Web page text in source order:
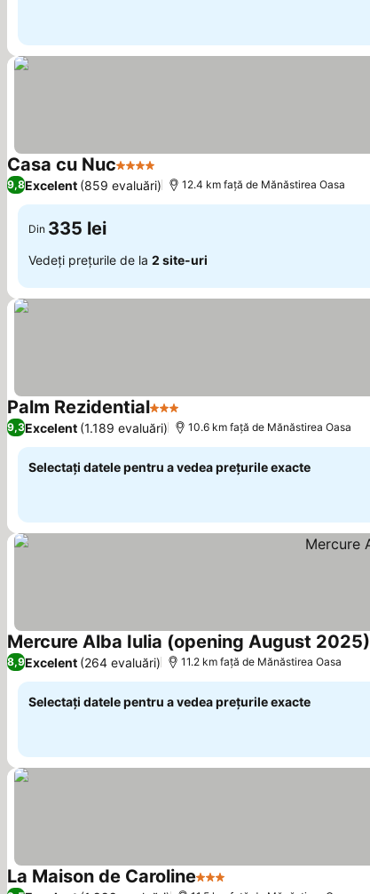
Casa cu Nuc4 Stele
9,8Excelent (859 evaluări) 12.4 km faţă de Mănăstirea Oasa
Din 335 lei
Vedeți prețurile de la 2 site-uri
Palm Rezidential3 Stele
9,3Excelent (1.189 evaluări) 10.6 km faţă de Mănăstirea Oasa
Selectați datele pentru a vedea prețurile exacte
Mercure Alba Iulia (opening August 2025)
8,9Excelent (264 evaluări) 11.2 km faţă de Mănăstirea Oasa
Selectați datele pentru a vedea prețurile exacte
La Maison de Caroline3 Stele